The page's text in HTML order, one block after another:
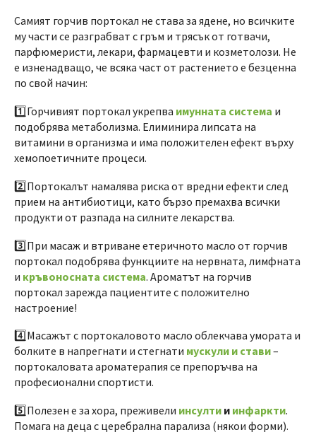
Самият горчив портокал не става за ядене, но всичките
му части се разграбват с гръм и трясък от готвачи,
парфюмеристи, лекари, фармацевти и козметолози. Не
е изненадващо, че всяка част от растението е безценна
по свой начин:
1️⃣Горчивият портокал укрепва имунната система и
подобрява метаболизма. Елиминира липсата на
витамини в организма и има положителен ефект върху
хемопоетичните процеси.
2️⃣Портокалът намалява риска от вредни ефекти след
прием на антибиотици, като бързо премахва всички
продукти от разпада на силните лекарства.
3️⃣При масаж и втриване етеричното масло от горчив
портокал подобрява функциите на нервната, лимфната
и кръвоносната система. Ароматът на горчив
портокал зарежда пациентите с положително
настроение!
4️⃣Масажът с портокаловото масло облекчава умората и
болките в напрегнати и стегнати мускули и стави–
портокаловата ароматерапия се препоръчва на
професионални спортисти.
5️⃣Полезен е за хора, преживели инсулти и инфаркти.
Помага на деца с церебрална парализа (някои форми).